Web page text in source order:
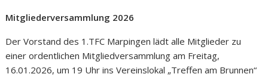
Mitgliederversammlung 2026
Der Vorstand des 1.TFC Marpingen lädt alle Mitglieder zu
einer ordentlichen Mitgliedversammlung am Freitag,
16.01.2026, um 19 Uhr ins Vereinslokal „Treffen am Brunnen“